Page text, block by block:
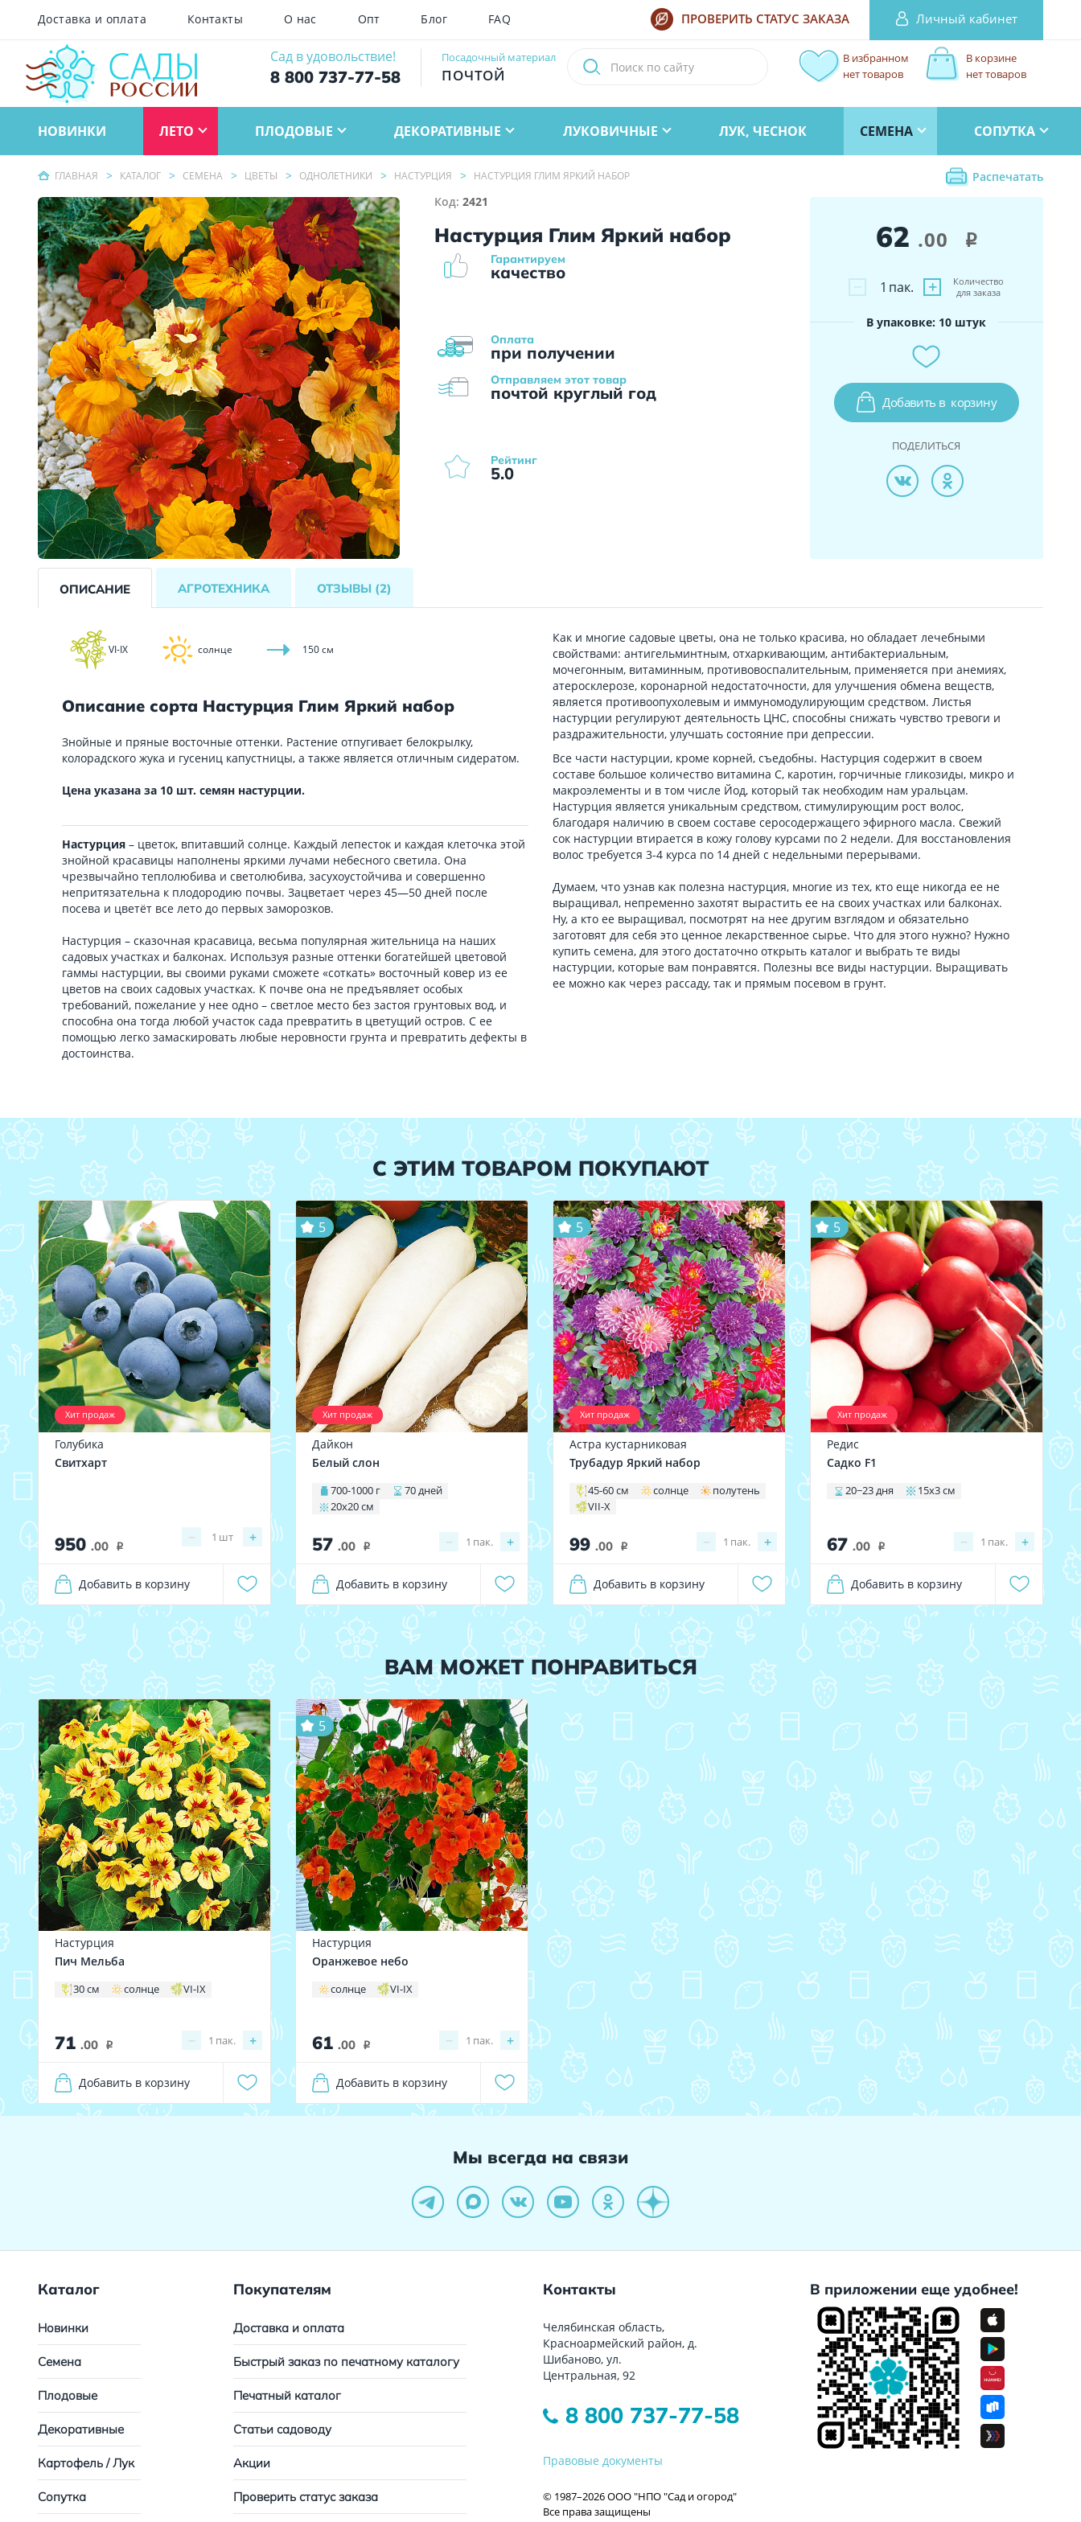
Доставка и оплата Контакты О нас Опт Блог FAQ ПРОВЕРИТЬ СТАТУС ЗАКАЗА Личный кабинет
Сад в удовольствие!
8 800 737-77-58
Посадочный материал
ПОЧТОЙ
В корзине
нет товаров
В избранном
нет товаров
НОВИНКИ ЛЕТО ПЛОДОВЫЕ ДЕКОРАТИВНЫЕ ЛУКОВИЧНЫЕ ЛУК, ЧЕСНОК СЕМЕНА СОПУТКА
ГЛАВНАЯ КАТАЛОГ СЕМЕНА ЦВЕТЫ ОДНОЛЕТНИКИ НАСТУРЦИЯ НАСТУРЦИЯ ГЛИМ ЯРКИЙ НАБОР
Распечатать
Код:2421
Настурция Глим Яркий набор
Оплата
при получении
Гарантируем
качество
Отправляем этот товар
почтой круглый год
Рейтинг
5.0
62 .00 i
− +
1 пак.
Количество
для заказа
В упаковке: 10 штук
Добавить в корзину
ПОДЕЛИТЬСЯ
ОПИСАНИЕ АГРОТЕХНИКА ОТЗЫВЫ (2)
VI-IX солнце 150 см
Описание сорта Настурция Глим Яркий набор
Знойные и пряные восточные оттенки. Растение отпугивает белокрылку,
колорадского жука и гусениц капустницы, а также является отличным сидератом.
Цена указана за 10 шт. семян настурции.
Настурция – цветок, впитавший солнце. Каждый лепесток и каждая клеточка этой
знойной красавицы наполнены яркими лучами небесного светила. Она
чрезвычайно теплолюбива и светолюбива, засухоустойчива и совершенно
непритязательна к плодородию почвы. Зацветает через 45—50 дней после
посева и цветёт все лето до первых заморозков.
Настурция – сказочная красавица, весьма популярная жительница на наших
садовых участках и балконах. Используя разные оттенки богатейшей цветовой
гаммы настурции, вы своими руками сможете «соткать» восточный ковер из ее
цветов на своих садовых участках. К почве она не предъявляет особых
требований, пожелание у нее одно – светлое место без застоя грунтовых вод, и
способна она тогда любой участок сада превратить в цветущий остров. С ее
помощью легко замаскировать любые неровности грунта и превратить дефекты в
достоинства.
Как и многие садовые цветы, она не только красива, но обладает лечебными
свойствами: антигельминтным, отхаркивающим, антибактериальным,
мочегонным, витаминным, противовоспалительным, применяется при анемиях,
атеросклерозе, коронарной недостаточности, для улучшения обмена веществ,
является противоопухолевым и иммуномодулирующим средством. Листья
настурции регулируют деятельность ЦНС, способны снижать чувство тревоги и
раздражительности, улучшать состояние при депрессии.
Все части настурции, кроме корней, съедобны. Настурция содержит в своем
составе большое количество витамина С, каротин, горчичные гликозиды, микро и
макроэлементы и в том числе Йод, который так необходим нам уральцам.
Настурция является уникальным средством, стимулирующим рост волос,
благодаря наличию в своем составе серосодержащего эфирного масла. Свежий
сок настурции втирается в кожу голову курсами по 2 недели. Для восстановления
волос требуется 3-4 курса по 14 дней с недельными перерывами.
Думаем, что узнав как полезна настурция, многие из тех, кто еще никогда ее не
выращивал, непременно захотят вырастить ее на своих участках или балконах.
Ну, а кто ее выращивал, посмотрят на нее другим взглядом и обязательно
заготовят для себя это ценное лекарственное сырье. Что для этого нужно? Нужно
купить семена, для этого достаточно открыть каталог и выбрать те виды
настурции, которые вам понравятся. Полезны все виды настурции. Выращивать
ее можно как через рассаду, так и прямым посевом в грунт.
С ЭТИМ ТОВАРОМ ПОКУПАЮТ
Хит продаж
Голубика
Свитхарт
950 .00 i
− +
1 шт
Добавить в корзину
Хит продаж
5
Дайкон
Белый слон
700-1000 г
70 дней
20х20 см
57 .00 i − +
1 пак.
Добавить в корзину
Хит продаж
5
Астра кустарниковая
Трубадур Яркий набор
45-60 см солнце
полутень
VII-X
99 .00 i − +
1 пак.
Добавить в корзину
Хит продаж
5
Редис
Садко F1
20−23 дня 15x3 см
67 .00 i − +
1 пак.
Добавить в корзину
ВАМ МОЖЕТ ПОНРАВИТЬСЯ
Настурция
Пич Мельба
30 см солнце VI-IX
71 .00 i − +
1 пак.
Добавить в корзину
5
Настурция
Оранжевое небо
солнце VI-IX
61 .00 i − +
1 пак.
Добавить в корзину
Мы всегда на связи
Каталог
Новинки
Семена
Плодовые
Декоративные
Картофель / Лук
Сопутка
Покупателям
Доставка и оплата
Быстрый заказ по печатному каталогу
Печатный каталог
Статьи садоводу
Акции
Проверить статус заказа
Контакты
Челябинская область,
Красноармейский район, д.
Шибаново, ул.
Центральная, 92
8 800 737-77-58
Правовые документы
© 1987–2026 ООО "НПО "Сад и огород"
Все права защищены
В приложении еще удобнее!